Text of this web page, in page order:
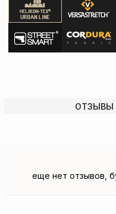
ОТЗЫВЫ
еще нет отзывов,